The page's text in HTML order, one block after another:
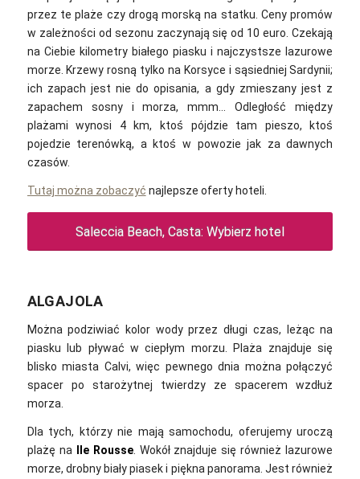
przez te plaże czy drogą morską na statku. Ceny promów
w zależności od sezonu zaczynają się od 10 euro. Czekają
na Ciebie kilometry białego piasku i najczystsze lazurowe
morze. Krzewy rosną tylko na Korsyce i sąsiedniej Sardynii;
ich zapach jest nie do opisania, a gdy zmieszany jest z
zapachem sosny i morza, mmm… Odległość między
plażami wynosi 4 km, ktoś pójdzie tam pieszo, ktoś
pojedzie terenówką, a ktoś w powozie jak za dawnych
czasów.
Tutaj można zobaczyć najlepsze oferty hoteli.
Saleccia Beach, Casta: Wybierz hotel
ALGAJOLA
Można podziwiać kolor wody przez długi czas, leżąc na
piasku lub pływać w ciepłym morzu. Plaża znajduje się
blisko miasta Calvi, więc pewnego dnia można połączyć
spacer po starożytnej twierdzy ze spacerem wzdłuż
morza.
Dla tych, którzy nie mają samochodu, oferujemy uroczą
plażę na Ile Rousse. Wokół znajduje się również lazurowe
morze, drobny biały piasek i piękna panorama. Jest również